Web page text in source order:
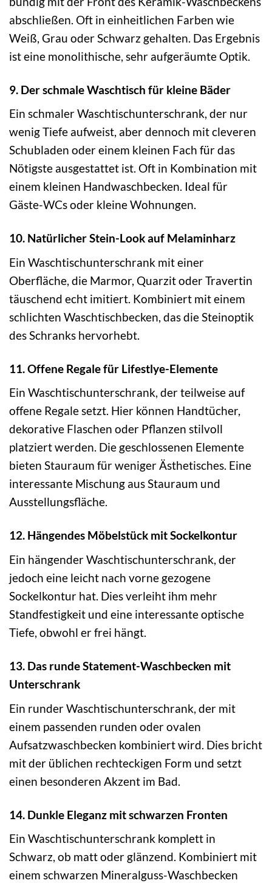
abschließen. Oft in einheitlichen Farben wie
Weiß, Grau oder Schwarz gehalten. Das Ergebnis
ist eine monolithische, sehr aufgeräumte Optik.
9. Der schmale Waschtisch für kleine Bäder
Ein schmaler Waschtischunterschrank, der nur
wenig Tiefe aufweist, aber dennoch mit cleveren
Schubladen oder einem kleinen Fach für das
Nötigste ausgestattet ist. Oft in Kombination mit
einem kleinen Handwaschbecken. Ideal für
Gäste-WCs oder kleine Wohnungen.
10. Natürlicher Stein-Look auf Melaminharz
Ein Waschtischunterschrank mit einer
Oberfläche, die Marmor, Quarzit oder Travertin
täuschend echt imitiert. Kombiniert mit einem
schlichten Waschtischbecken, das die Steinoptik
des Schranks hervorhebt.
11. Offene Regale für Lifestlye-Elemente
Ein Waschtischunterschrank, der teilweise auf
offene Regale setzt. Hier können Handtücher,
dekorative Flaschen oder Pflanzen stilvoll
platziert werden. Die geschlossenen Elemente
bieten Stauraum für weniger Ästhetisches. Eine
interessante Mischung aus Stauraum und
Ausstellungsfläche.
12. Hängendes Möbelstück mit Sockelkontur
Ein hängender Waschtischunterschrank, der
jedoch eine leicht nach vorne gezogene
Sockelkontur hat. Dies verleiht ihm mehr
Standfestigkeit und eine interessante optische
Tiefe, obwohl er frei hängt.
13. Das runde Statement-Waschbecken mit
Unterschrank
Ein runder Waschtischunterschrank, der mit
einem passenden runden oder ovalen
Aufsatzwaschbecken kombiniert wird. Dies bricht
mit der üblichen rechteckigen Form und setzt
einen besonderen Akzent im Bad.
14. Dunkle Eleganz mit schwarzen Fronten
Ein Waschtischunterschrank komplett in
Schwarz, ob matt oder glänzend. Kombiniert mit
einem schwarzen Mineralguss-Waschbecken